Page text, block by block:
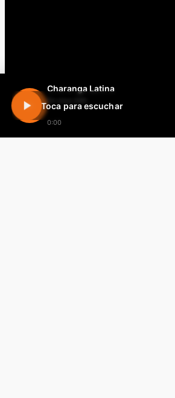
Charanga Latina
En vivo 24h
0:00
Toca para escuchar